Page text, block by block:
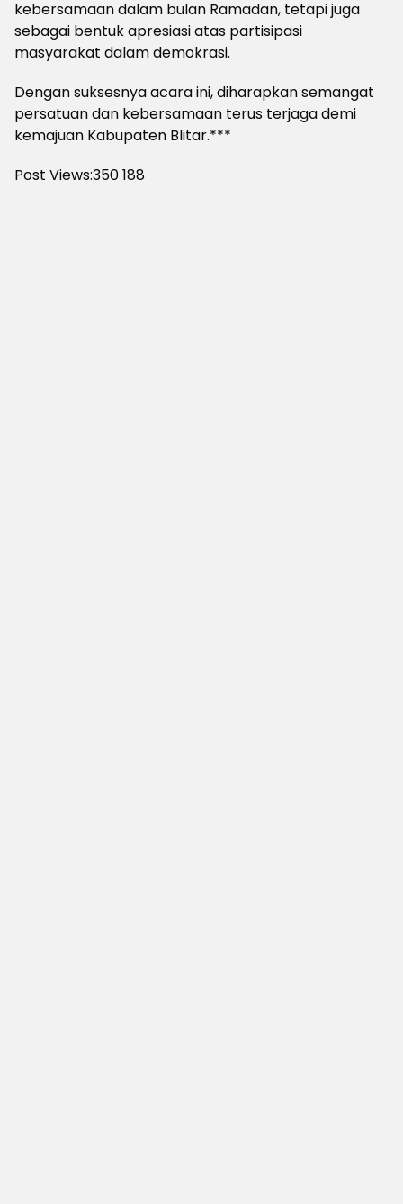
kebersamaan dalam bulan Ramadan, tetapi juga
sebagai bentuk apresiasi atas partisipasi
masyarakat dalam demokrasi.
Dengan suksesnya acara ini, diharapkan semangat
persatuan dan kebersamaan terus terjaga demi
kemajuan Kabupaten Blitar.***
Post Views:350188